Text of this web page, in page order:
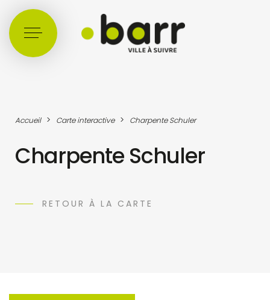
Accueil > Carte interactive > Charpente Schuler
Charpente Schuler
RETOUR À LA CARTE